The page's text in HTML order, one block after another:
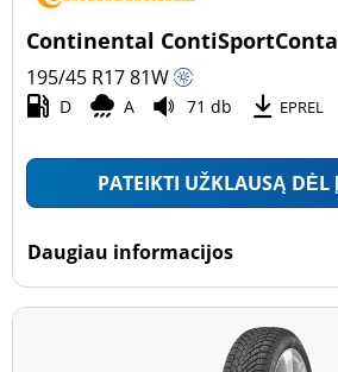
Continental
195/45 R1781W
D A 71 db EPREL
PATEIKTI UŽKLAUSĄ DĖL
Daugiau informacijos